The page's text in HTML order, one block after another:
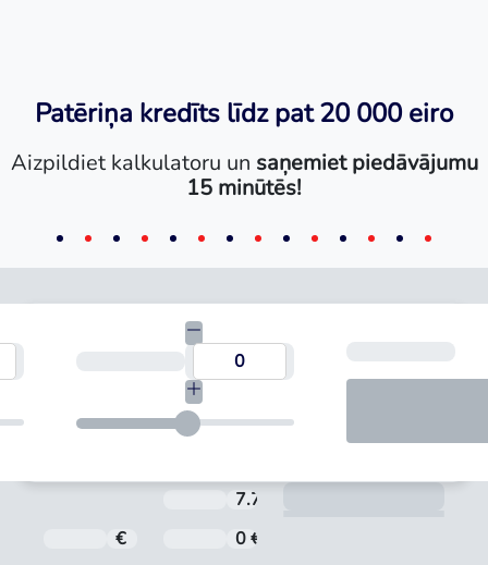
Patēriņa kredīts līdz pat 20 000 eiro
Aizpildiet kalkulatoru un saņemiet piedāvājumu
15 minūtēs!
Termiņš
7.71 %
Kredīta summa
€
0 €